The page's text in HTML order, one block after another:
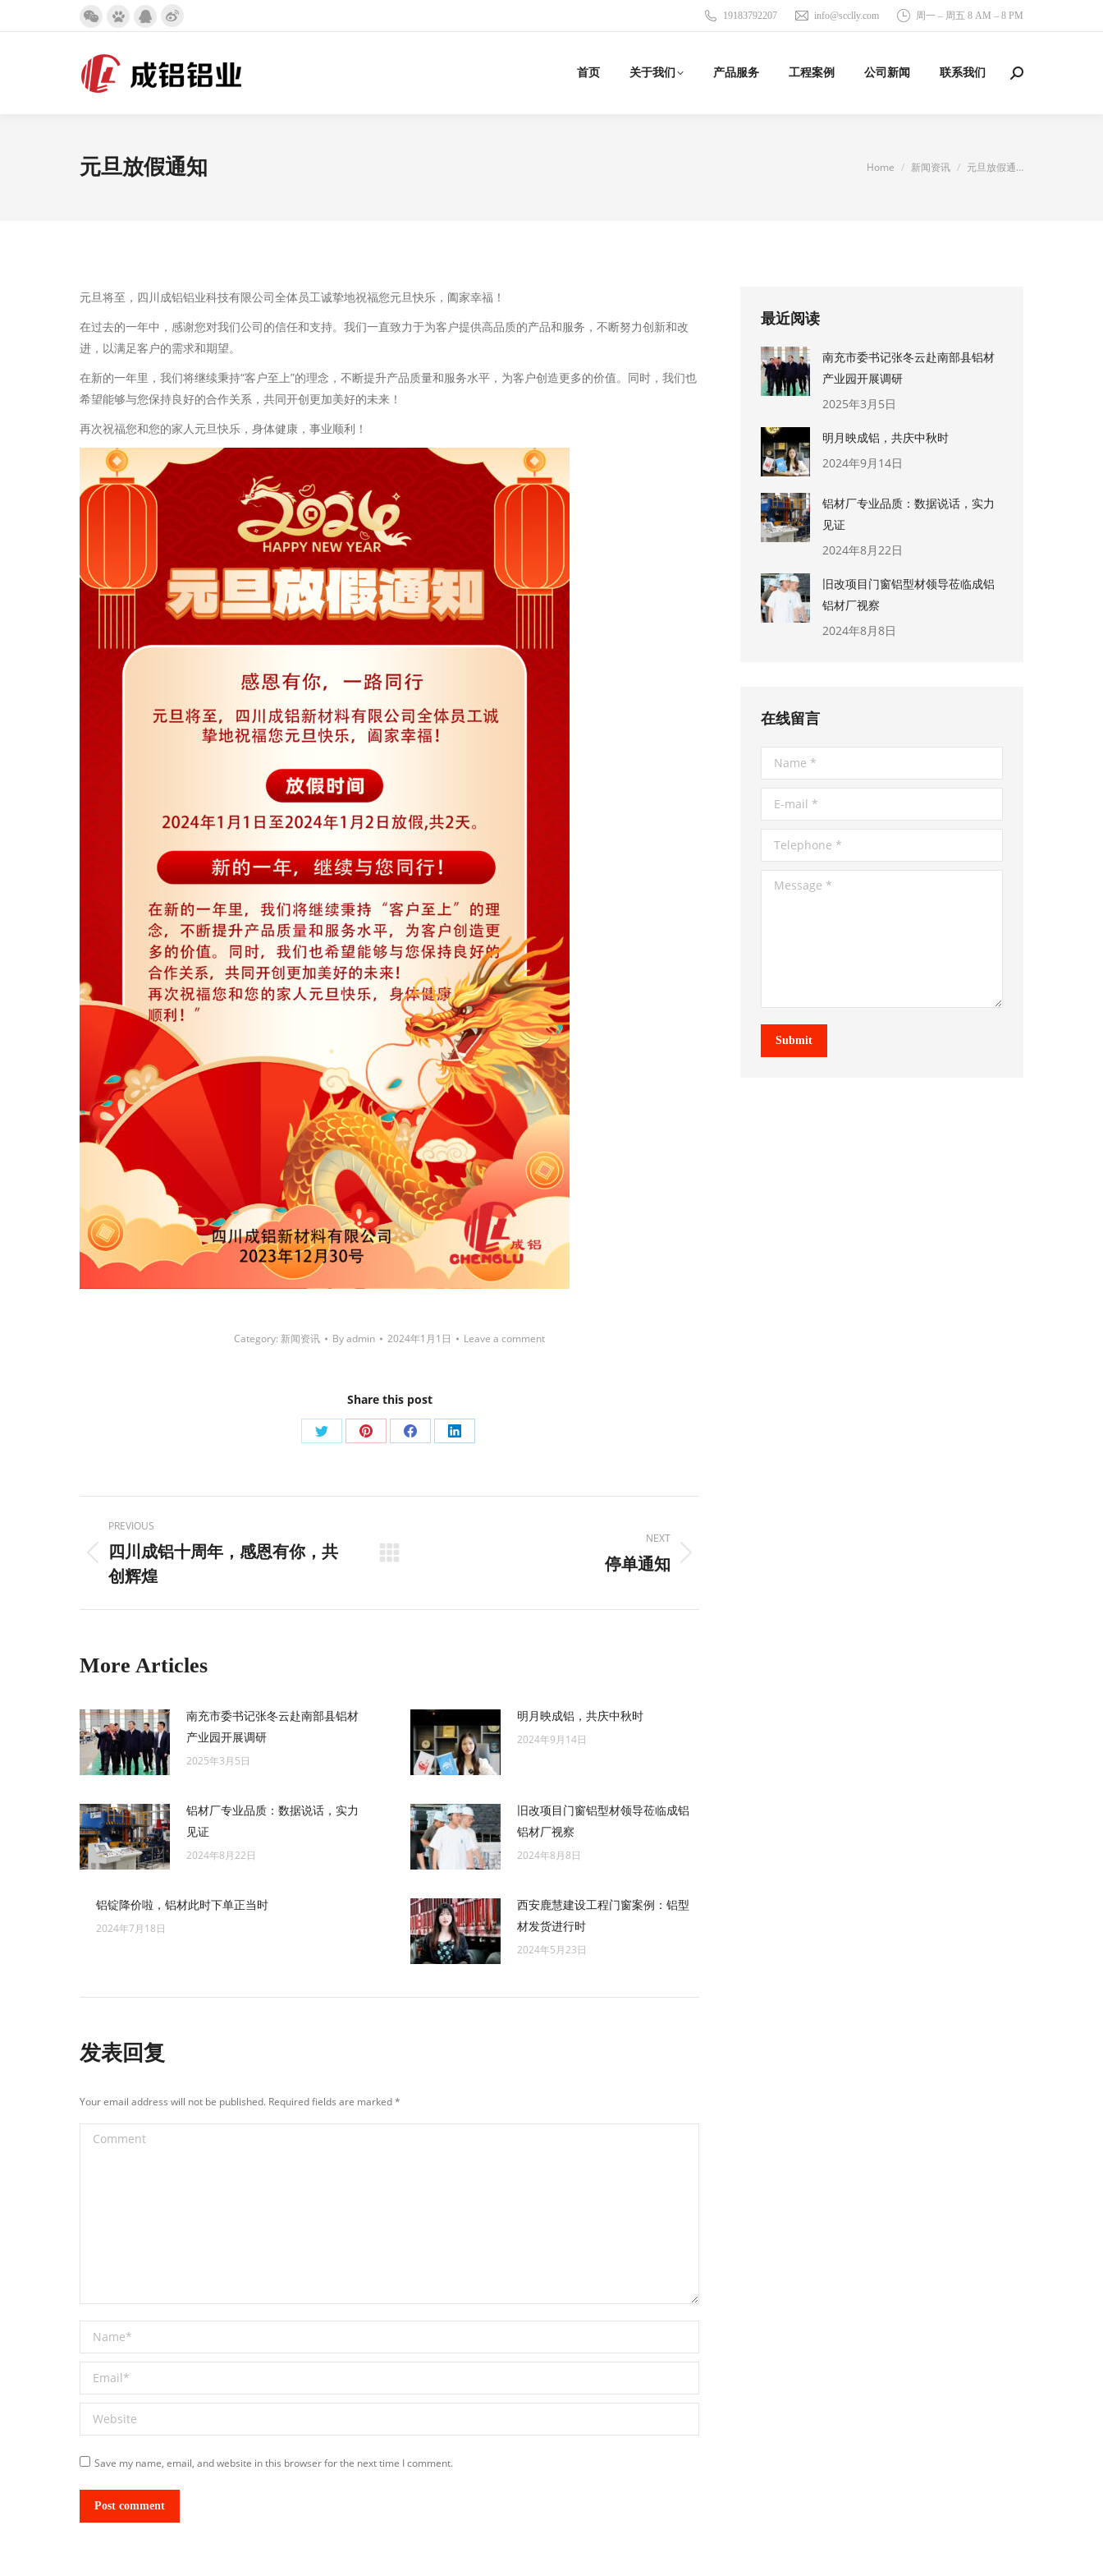
微
page
opens
window
百
page
window
QQ
opens
Weibo
opens
19183792207 info@scclly.com 周一 – 周五 8 AM – 8 PM
首页 关于我们 产品服务 工程案例 公司新闻 联系我们 Search:
元旦放假通知 You are here:
Home 新闻资讯 元旦放假通…
元旦将至，四川成铝铝业科技有限公司全体员工诚挚地祝福您元旦快乐，阖家幸福！
在过去的一年中，感谢您对我们公司的信任和支持。我们一直致力于为客户提供高品质的产品和服务，不断努力创新和改
进，以满足客户的需求和期望。
在新的一年里，我们将继续秉持“客户至上”的理念，不断提升产品质量和服务水平，为客户创造更多的价值。同时，我们也
希望能够与您保持良好的合作关系，共同开创更加美好的未来！
再次祝福您和您的家人元旦快乐，身体健康，事业顺利！
Category: 新闻资讯 Byadmin 2024年1月1日 Leave a comment
Share this post
Share Share Share Share
navigation
PREVIOUS
Previous
post:
四川成铝十周年，感恩有你，共
创辉煌
NEXT
停单通知
More Articles
南充市委书记张冬云赴南部县铝材
产业园开展调研
2025年3月5日
明月映成铝，共庆中秋时
2024年9月14日
铝材厂专业品质：数据说话，实力
见证
2024年8月22日
旧改项目门窗铝型材领导莅临成铝
铝材厂视察
2024年8月8日
铝锭降价啦，铝材此时下单正当时
2024年7月18日
西安鹿慧建设工程门窗案例：铝型
材发货进行时
2024年5月23日
发表回复
Your email address will not be published. Required fields are marked*
Comment
Name *
Email *
Website
Save my name, email, and website in this browser for the next time I comment.
Post comment
最近阅读
南充市委书记张冬云赴南部县铝材
产业园开展调研
2025年3月5日
明月映成铝，共庆中秋时
2024年9月14日
铝材厂专业品质：数据说话，实力
见证
2024年8月22日
旧改项目门窗铝型材领导莅临成铝
铝材厂视察
2024年8月8日
在线留言
Name *
E-mail *
Telephone *
Message *
Submit